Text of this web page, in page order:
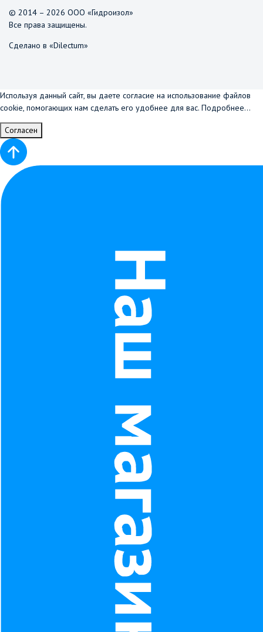
© 2014 – 2026 ООО «Гидроизол»
Все права защищены.
Сделано в «Dilectum»
Используя данный сайт, вы даете согласие на использование файлов
cookie, помогающих нам сделать его удобнее для вас. Подробнее...
Согласен